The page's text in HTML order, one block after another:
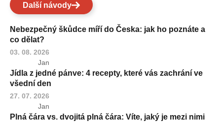
Další návody
Nebezpečný škůdce míří do Česka: jak ho poznáte a
co dělat?
03. 08. 2026
Jan
Jídla z jedné pánve: 4 recepty, které vás zachrání ve
všední den
27. 07. 2026
Jan
Plná čára vs. dvojitá plná čára: Víte, jaký je mezi nimi